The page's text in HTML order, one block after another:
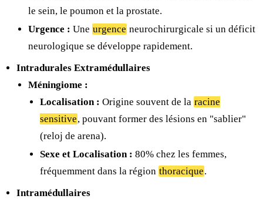
le sein, le poumon et la prostate.
Urgence : Une urgence neurochirurgicale si un déficit
neurologique se développe rapidement.
Intradurales Extramédullaires
Méningiome :
Localisation : Origine souvent de la racine
sensitive, pouvant former des lésions en "sablier"
(reloj de arena).
Sexe et Localisation : 80% chez les femmes,
fréquemment dans la région thoracique.
Intramédullaires